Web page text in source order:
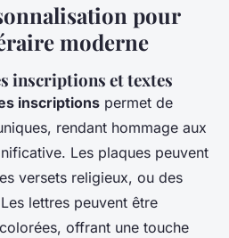
pour
moderne
inscriptions et textes
inscriptions permet de
rendant hommage aux
Les plaques peuvent
versets religieux, ou des
lettres peuvent être
offrant une touche